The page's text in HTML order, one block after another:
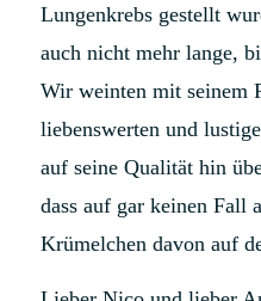
Lungenkrebs gestellt
auch nicht mehr lange,
Wir weinten mit seinem
liebenswerten und
auf seine Qualität hin
dass auf gar keinen Fall
Krümelchen davon auf